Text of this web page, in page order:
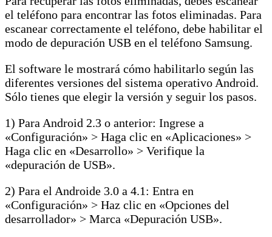
el teléfono para encontrar las fotos eliminadas. Para
escanear correctamente el teléfono, debe habilitar el
modo de depuración USB en el teléfono Samsung.
El software le mostrará cómo habilitarlo según las
diferentes versiones del sistema operativo Android.
Sólo tienes que elegir la versión y seguir los pasos.
1) Para Android 2.3 o anterior: Ingrese a
«Configuración» > Haga clic en «Aplicaciones» >
Haga clic en «Desarrollo» > Verifique la
«depuración de USB».
2) Para el Androide 3.0 a 4.1: Entra en
«Configuración» > Haz clic en «Opciones del
desarrollador» > Marca «Depuración USB».